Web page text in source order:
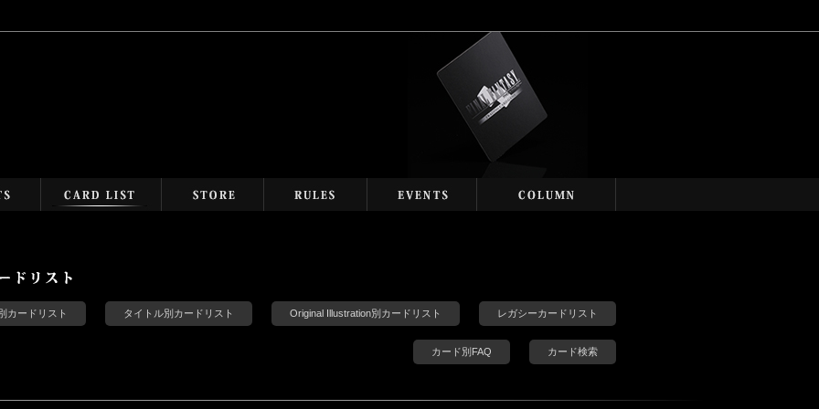
カードリスト タイトル別カードリスト Original Illustration別カードリスト レガシーカードリスト
カード別FAQ カード検索